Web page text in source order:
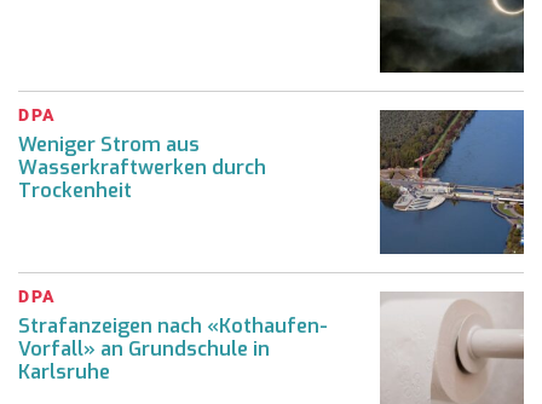
DPA
Weniger Strom aus
Wasserkraftwerken durch
Trockenheit
DPA
Strafanzeigen nach «Kothaufen-
Vorfall» an Grundschule in
Karlsruhe